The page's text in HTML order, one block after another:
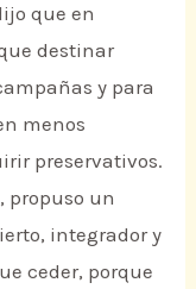
que en
destinar
y para
menos
preservativos.
propuso un
integrador y
ceder, porque